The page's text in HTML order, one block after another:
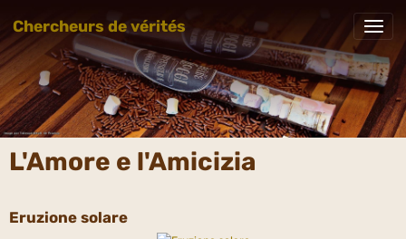
Chercheurs de vérités
L'Amore e l'Amicizia
Eruzione solare